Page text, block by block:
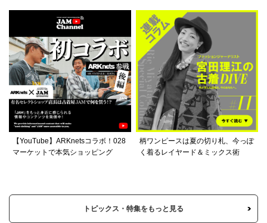
【YouTube】ARKnetsコラボ！028
マーケットで本気ショッピング
柄ワンピースは夏の切り札、今っぽ
く着るレイヤード＆ミックス術
トピックス・特集をもっと見る